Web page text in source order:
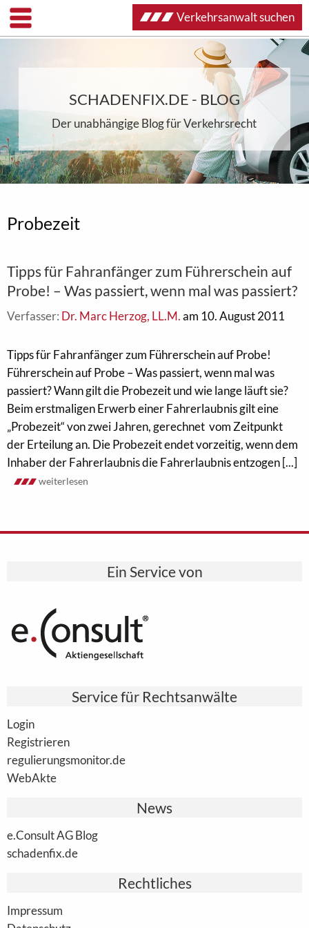
SCHADENFIX.DE - BLOG
Der unabhängige Blog für Verkehrsrecht
Probezeit
Tipps für Fahranfänger zum Führerschein auf
Probe! – Was passiert, wenn mal was passiert?
Verfasser: Dr. Marc Herzog, LL.M.am 10. August 2011
Tipps für Fahranfänger zum Führerschein auf Probe!
Führerschein auf Probe – Was passiert, wenn mal was
passiert? Wann gilt die Probezeit und wie lange läuft sie?
Beim erstmaligen Erwerb einer Fahrerlaubnis gilt eine
„Probezeit“ von zwei Jahren, gerechnet vom Zeitpunkt
der Erteilung an. Die Probezeit endet vorzeitig, wenn dem
Inhaber der Fahrerlaubnis die Fahrerlaubnis entzogen [...]
weiterlesen
Ein Service von
Service für Rechtsanwälte
Login
Registrieren
regulierungsmonitor.de
WebAkte
News
e.Consult AG Blog
schadenfix.de
Rechtliches
Impressum
Verkehrsanwalt suchen